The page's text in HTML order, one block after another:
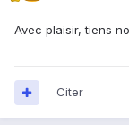
Avec plaisir, tiens
Citer